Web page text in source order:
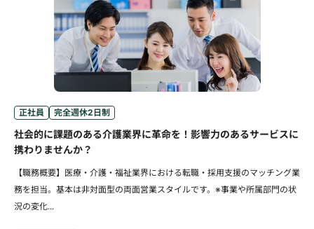
正社員 完全週休2日制
社会的に課題のある介護業界に革命を！影響力のあるサービスに
携わりませんか？
【職務概要】医療・介護・福祉業界における転職・採用支援のマッチング業
務を担当。基本は非対面型の両面営業スタイルです。※事業や所属部門の状
況の変化...